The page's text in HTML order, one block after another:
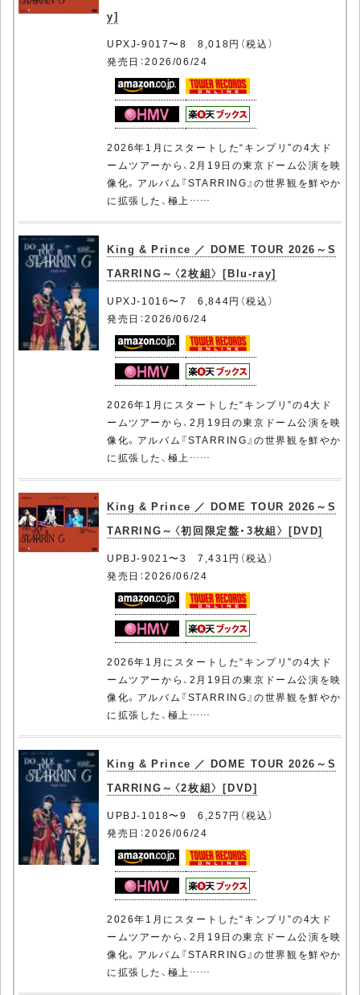
y]
UPXJ-9017〜8 8,018円（税込）
発売日：2026/06/24
2026年1月にスタートした“キンプリ”の4大ド
ームツアーから、2月19日の東京ドーム公演を映
像化。アルバム『STARRING』の世界観を鮮やか
に拡張した、極上……
King & Prince ／ DOME TOUR 2026～S
TARRING～〈2枚組〉 [Blu-ray]
UPXJ-1016〜7 6,844円（税込）
発売日：2026/06/24
2026年1月にスタートした“キンプリ”の4大ド
ームツアーから、2月19日の東京ドーム公演を映
像化。アルバム『STARRING』の世界観を鮮やか
に拡張した、極上……
King & Prince ／ DOME TOUR 2026～S
TARRING～〈初回限定盤・3枚組〉 [DVD]
UPBJ-9021〜3 7,431円（税込）
発売日：2026/06/24
2026年1月にスタートした“キンプリ”の4大ド
ームツアーから、2月19日の東京ドーム公演を映
像化。アルバム『STARRING』の世界観を鮮やか
に拡張した、極上……
King & Prince ／ DOME TOUR 2026～S
TARRING～〈2枚組〉 [DVD]
UPBJ-1018〜9 6,257円（税込）
発売日：2026/06/24
2026年1月にスタートした“キンプリ”の4大ド
ームツアーから、2月19日の東京ドーム公演を映
像化。アルバム『STARRING』の世界観を鮮やか
に拡張した、極上……